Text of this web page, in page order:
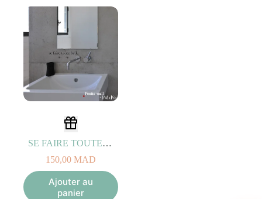
SE FAIRE TOUTE BELLE OR
150,00 MAD
Ajouter au
panier